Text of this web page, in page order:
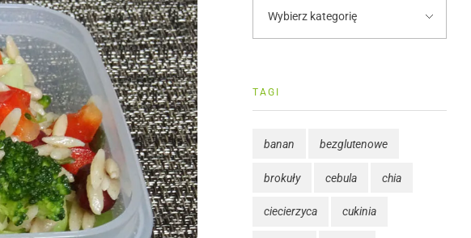
TAGI
banan bezglutenowe
brokuły cebula chia
ciecierzyca cukinia